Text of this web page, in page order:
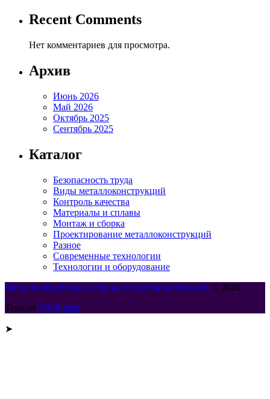
Recent Comments
Нет комментариев для просмотра.
Архив
Июнь 2026
Май 2026
Октябрь 2025
Сентябрь 2025
Каталог
Безопасность труда
Виды металлоконструкций
Контроль качества
Материалы и сплавы
Монтаж и сборка
Проектирование металлоконструкций
Разное
Современные технологии
Технологии и оборудование
Металлообработка и сборка металлоконструкций © 2026
Тема от WP Puzzle
➤